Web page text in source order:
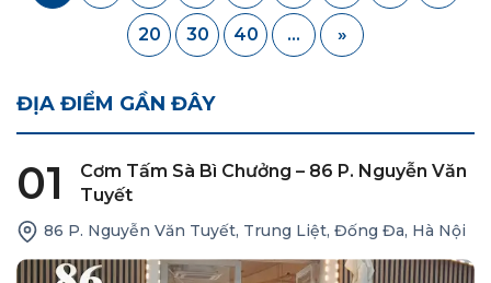
20 30 40 ... »
ĐỊA ĐIỂM GẦN ĐÂY
01
Cơm Tấm Sà Bì Chưởng – 86 P. Nguyễn Văn
Tuyết
86 P. Nguyễn Văn Tuyết, Trung Liệt, Đống Đa, Hà Nội